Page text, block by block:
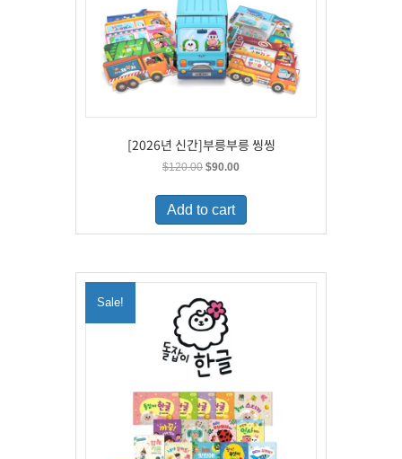
[2026년 신간]부릉부릉 씽씽
$120.00 Original
was:
$120.00.
$90.00Current
is:
Add to cart
Sale!